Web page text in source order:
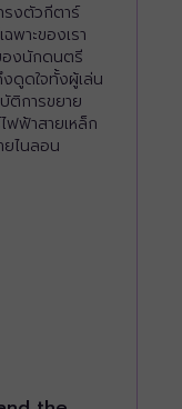
รงตัวกีตาร์
พาะของเรา
งนักดนตรี
ดูดใจทั้งผู้เล่น
ติการขยาย
ฟ้าสายเหล็ก
ไนลอน